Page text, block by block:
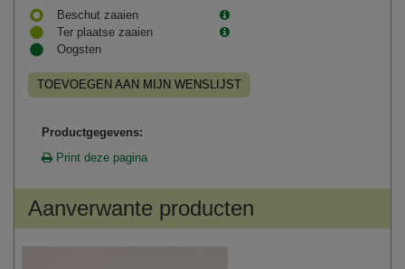
Beschut zaaien
Ter plaatse zaaien
Oogsten
TOEVOEGEN AAN MIJN WENSLIJST
Productgegevens:
Print deze pagina
Aanverwante producten